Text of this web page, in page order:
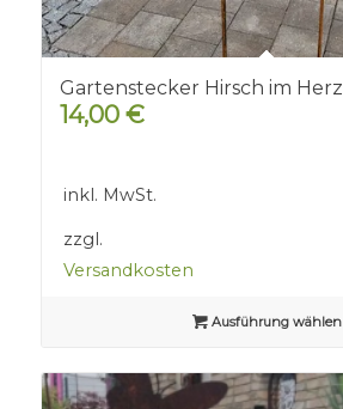
Gartenstecker Hirsch im Herz
14,00 €
inkl. MwSt.
zzgl.
Versandkosten
Ausführung wählen